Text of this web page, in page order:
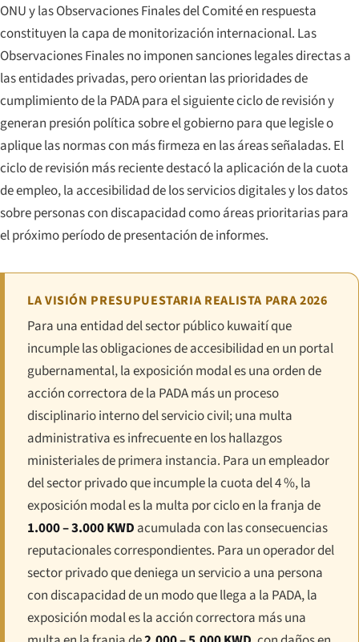
ONU y las Observaciones Finales del Comité en respuesta
constituyen la capa de monitorización internacional. Las
Observaciones Finales no imponen sanciones legales directas a
las entidades privadas, pero orientan las prioridades de
cumplimiento de la PADA para el siguiente ciclo de revisión y
generan presión política sobre el gobierno para que legisle o
aplique las normas con más firmeza en las áreas señaladas. El
ciclo de revisión más reciente destacó la aplicación de la cuota
de empleo, la accesibilidad de los servicios digitales y los datos
sobre personas con discapacidad como áreas prioritarias para
el próximo período de presentación de informes.
LA VISIÓN PRESUPUESTARIA REALISTA PARA 2026
Para una entidad del sector público kuwaití que
incumple las obligaciones de accesibilidad en un portal
gubernamental, la exposición modal es una orden de
acción correctora de la PADA más un proceso
disciplinario interno del servicio civil; una multa
administrativa es infrecuente en los hallazgos
ministeriales de primera instancia. Para un empleador
del sector privado que incumple la cuota del 4 %, la
exposición modal es la multa por ciclo en la franja de
1.000 – 3.000 KWD acumulada con las consecuencias
reputacionales correspondientes. Para un operador del
sector privado que deniega un servicio a una persona
con discapacidad de un modo que llega a la PADA, la
exposición modal es la acción correctora más una